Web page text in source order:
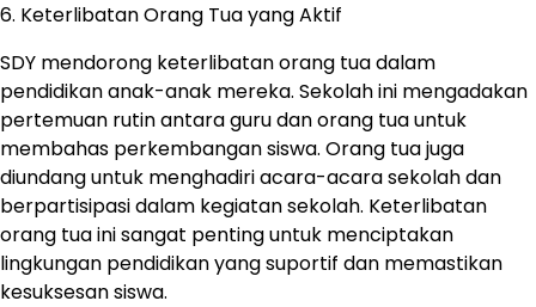
6. Keterlibatan Orang Tua yang Aktif
SDY mendorong keterlibatan orang tua dalam
pendidikan anak-anak mereka. Sekolah ini mengadakan
pertemuan rutin antara guru dan orang tua untuk
membahas perkembangan siswa. Orang tua juga
diundang untuk menghadiri acara-acara sekolah dan
berpartisipasi dalam kegiatan sekolah. Keterlibatan
orang tua ini sangat penting untuk menciptakan
lingkungan pendidikan yang suportif dan memastikan
kesuksesan siswa.